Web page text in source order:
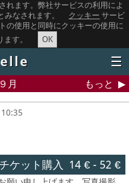
れます。弊社サービスの利用によ
みなされます。
クッキー サービ
の使用と同時にクッキーの使用に
ます。
OK
☰
９月 もっと
チケット購入 14 €- 52 €